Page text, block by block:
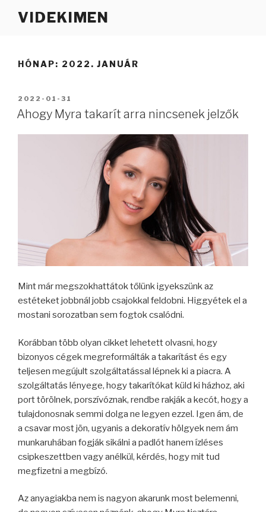
VIDEKIMEN
HÓNAP: 2022. JANUÁR
BEKÜLDVE:
2022-01-31
Ahogy Myra takarít arra nincsenek jelzők
Mint már megszokhattátok tőlünk igyekszünk az
estéteket jobbnál jobb csajokkal feldobni. Higgyétek el a
mostani sorozatban sem fogtok csalódni.
Korábban több olyan cikket lehetett olvasni, hogy
bizonyos cégek megreformálták a takarítást és egy
teljesen megújult szolgáltatással lépnek ki a piacra. A
szolgáltatás lényege, hogy takarítókat küld ki házhoz, aki
port törölnek, porszívóznak, rendbe rakják a kecót, hogy a
tulajdonosnak semmi dolga ne legyen ezzel. Igen ám, de
a csavar most jön, ugyanis a dekoratív hölgyek nem ám
munkaruhában fogják sikálni a padlót hanem ízléses
csipkeszettben vagy anélkül, kérdés, hogy mit tud
megfizetni a megbízó.
Az anyagiakba nem is nagyon akarunk most belemenni,